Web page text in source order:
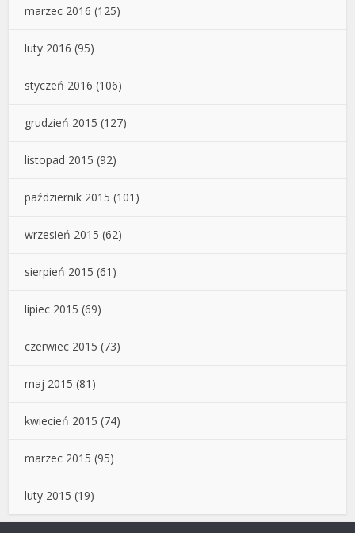
marzec 2016 (125)
luty 2016 (95)
styczeń 2016 (106)
grudzień 2015 (127)
listopad 2015 (92)
październik 2015 (101)
wrzesień 2015 (62)
sierpień 2015 (61)
lipiec 2015 (69)
czerwiec 2015 (73)
maj 2015 (81)
kwiecień 2015 (74)
marzec 2015 (95)
luty 2015 (19)